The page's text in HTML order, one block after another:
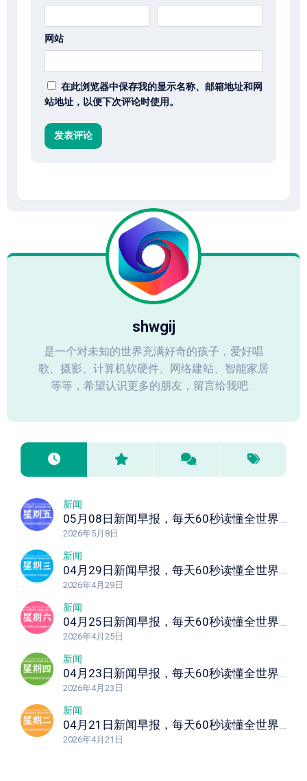
网站
在此浏览器中保存我的显示名称、邮箱地址和网
站地址，以便下次评论时使用。
shwgij
是一个对未知的世界充满好奇的孩子，爱好唱
歌、摄影、计算机软硬件、网络建站、智能家居
等等，希望认识更多的朋友，留言给我吧...
新闻
05月08日新闻早报，每天60秒读懂全世界！
2026年5月8日
新闻
04月29日新闻早报，每天60秒读懂全世界！
2026年4月29日
新闻
04月25日新闻早报，每天60秒读懂全世界！
2026年4月25日
新闻
04月23日新闻早报，每天60秒读懂全世界！
2026年4月23日
新闻
04月21日新闻早报，每天60秒读懂全世界！
2026年4月21日